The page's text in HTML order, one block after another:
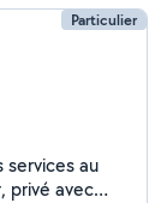
Particulier
services au
privé avec